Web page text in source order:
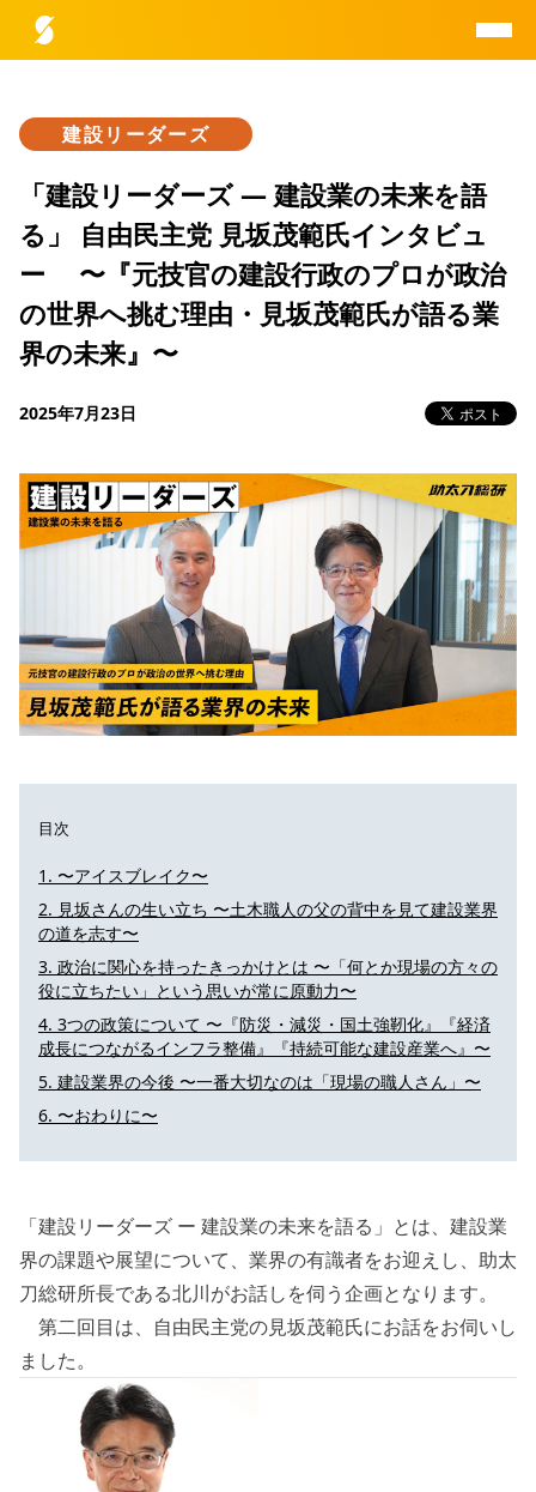
助太刀総研とは
データ一覧
レポート一覧
研究員紹介
お問合せ
建設リーダーズ
「建設リーダーズ — 建設業の未来を語
る」 自由民主党 見坂茂範氏インタビュ
ー 〜『元技官の建設行政のプロが政治
の世界へ挑む理由・見坂茂範氏が語る業
界の未来』〜
2025年7月23日
目次
〜アイスブレイク〜
見坂さんの生い立ち 〜土木職人の父の背中を見て建設業界
の道を志す〜
政治に関心を持ったきっかけとは 〜「何とか現場の方々の
役に立ちたい」という思いが常に原動力〜
3つの政策について 〜『防災・減災・国土強靭化』『経済
成長につながるインフラ整備』『持続可能な建設産業へ』〜
建設業界の今後 〜一番大切なのは「現場の職人さん」〜
〜おわりに〜
「建設リーダーズ ー 建設業の未来を語る」とは、建設業
界の課題や展望について、業界の有識者をお迎えし、助太
刀総研所長である北川がお話しを伺う企画となります。
第二回目は、自由民主党の見坂茂範氏にお話をお伺いし
ました。